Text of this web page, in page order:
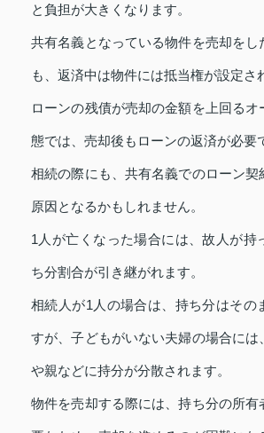
と負担が大きくなります。
共有名義となっている物件を売却をし
も、返済中は物件には抵当権が設定さ
ローンの残債が売却の金額を上回るオ
態では、売却後もローンの返済が必要
相続の際にも、共有名義でのローン契
原因となるかもしれません。
1人が亡くなった場合には、故人が持
ち分割合が引き継がれます。
相続人が1人の場合は、持ち分はその
すが、子どもがいない夫婦の場合には
や親などに持分が分散されます。
物件を売却する際には、持ち分の所有